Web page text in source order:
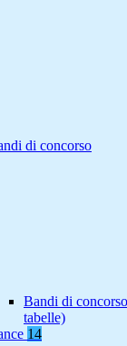
di concorso
Bandi di
tabelle)
14